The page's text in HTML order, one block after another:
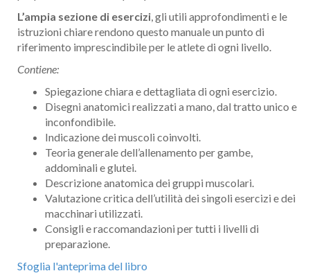
L’ampia sezione di esercizi , gli utili approfondimenti e le
istruzioni chiare rendono questo manuale un punto di
riferimento imprescindibile per le atlete di ogni livello.
Contiene:
Spiegazione chiara e dettagliata di ogni esercizio.
Disegni anatomici realizzati a mano, dal tratto unico e
inconfondibile.
Indicazione dei muscoli coinvolti.
Teoria generale dell’allenamento per gambe,
addominali e glutei.
Descrizione anatomica dei gruppi muscolari.
Valutazione critica dell’utilità dei singoli esercizi e dei
macchinari utilizzati.
Consigli e raccomandazioni per tutti i livelli di
preparazione.
Sfoglia l'anteprima del libro